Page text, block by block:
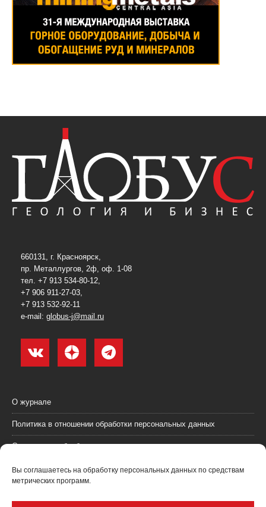
Вы соглашаетесь на обработку персональных данных по средствам
метрических программ.
660131, г. Красноярск,
пр. Металлургов, 2ф, оф. 1-08
тел. +7 913 534-80-12,
+7 906 911-27-03,
+7 913 532-92-11
e-mail: globus-j@mail.ru
О журнале
Политика в отношении обработки персональных данных
Согласие на обработку персональных данных
Пользовательское соглашение (оферта)